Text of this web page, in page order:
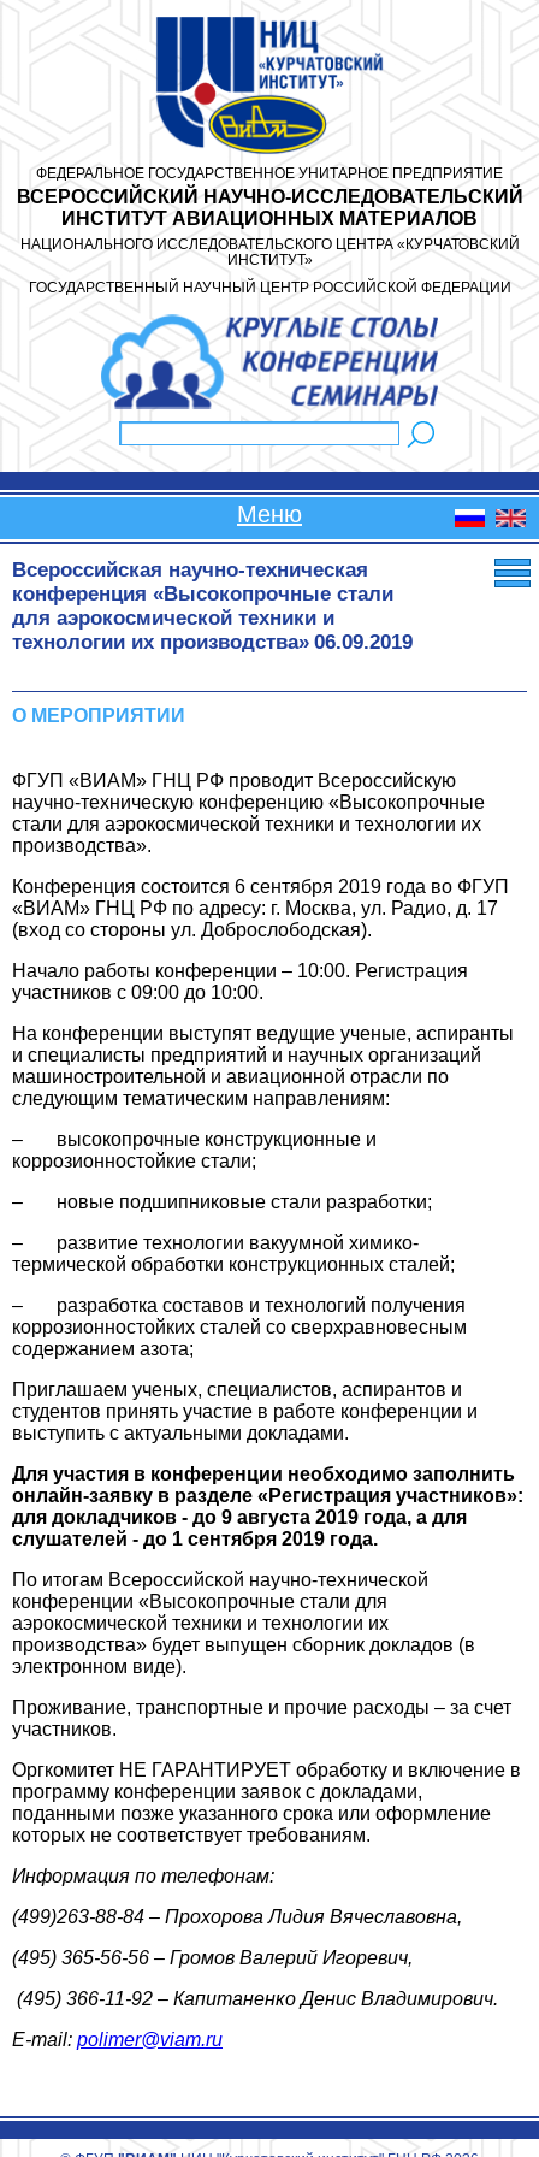
ФЕДЕРАЛЬНОЕ ГОСУДАРСТВЕННОЕ УНИТАРНОЕ ПРЕДПРИЯТИЕ
ВСЕРОССИЙСКИЙ НАУЧНО-ИССЛЕДОВАТЕЛЬСКИЙ
ИНСТИТУТ АВИАЦИОННЫХ МАТЕРИАЛОВ
НАЦИОНАЛЬНОГО ИССЛЕДОВАТЕЛЬСКОГО ЦЕНТРА «КУРЧАТОВСКИЙ
ИНСТИТУТ»
ГОСУДАРСТВЕННЫЙ НАУЧНЫЙ ЦЕНТР РОССИЙСКОЙ ФЕДЕРАЦИИ
Форма поиска
Меню
Всероссийская научно-техническая
конференция «Высокопрочные стали
для аэрокосмической техники и
технологии их производства» 06.09.2019
О МЕРОПРИЯТИИ
ФГУП «ВИАМ» ГНЦ РФ проводит Всероссийскую
научно-техническую конференцию «Высокопрочные
стали для аэрокосмической техники и технологии их
производства».
Конференция состоится 6 сентября 2019 года во ФГУП
«ВИАМ» ГНЦ РФ по адресу: г. Москва, ул. Радио, д. 17
(вход со стороны ул. Доброслободская).
Начало работы конференции – 10:00. Регистрация
участников с 09:00 до 10:00.
На конференции выступят ведущие ученые, аспиранты
и специалисты предприятий и научных организаций
машиностроительной и авиационной отрасли по
следующим тематическим направлениям:
– высокопрочные конструкционные и
коррозионностойкие стали;
– новые подшипниковые стали разработки;
– развитие технологии вакуумной химико-
термической обработки конструкционных сталей;
– разработка составов и технологий получения
коррозионностойких сталей со сверхравновесным
содержанием азота;
Приглашаем ученых, специалистов, аспирантов и
студентов принять участие в работе конференции и
выступить с актуальными докладами.
Для участия в конференции необходимо заполнить
онлайн-заявку в разделе «Регистрация участников»:
для докладчиков - до 9 августа 2019 года, а для
слушателей - до 1 сентября 2019 года.
По итогам Всероссийской научно-технической
конференции «Высокопрочные стали для
аэрокосмической техники и технологии их
производства» будет выпущен сборник докладов (в
электронном виде).
Проживание, транспортные и прочие расходы – за счет
участников.
Оргкомитет НЕ ГАРАНТИРУЕТ обработку и включение в
программу конференции заявок с докладами,
поданными позже указанного срока или оформление
которых не соответствует требованиям.
Информация по телефонам:
(499)263-88-84 – Прохорова Лидия Вячеславовна,
(495) 365-56-56 – Громов Валерий Игоревич,
(495) 366-11-92 – Капитаненко Денис Владимирович.
E-mail: polimer@viam.ru